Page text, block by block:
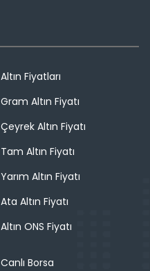
Altın Fiyatları
Gram Altın Fiyatı
Çeyrek Altın Fiyatı
Tam Altın Fiyatı
Yarım Altın Fiyatı
Ata Altın Fiyatı
Altın ONS Fiyatı
Canlı Borsa